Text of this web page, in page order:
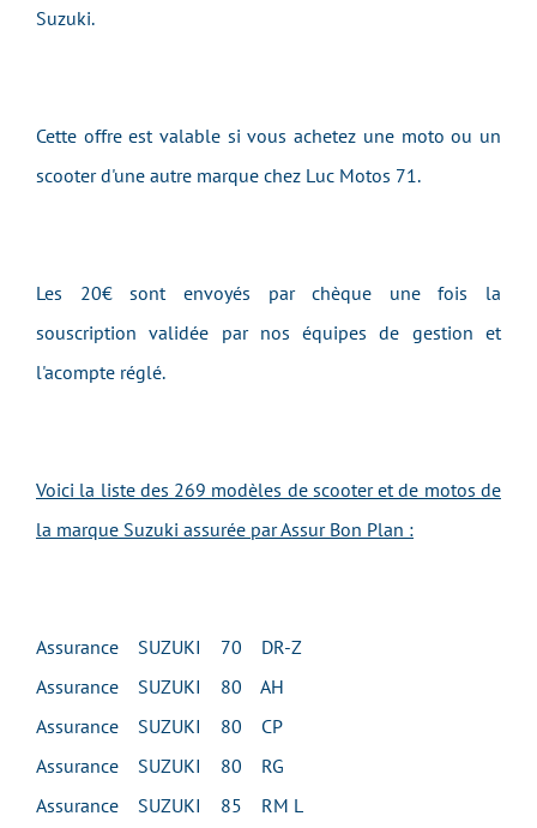
Suzuki.
Cette offre est valable si vous achetez une moto ou un
scooter d'une autre marque chez Luc Motos 71.
Les 20€ sont envoyés par chèque une fois la
souscription validée par nos équipes de gestion et
l'acompte réglé.
Voici la liste des 269 modèles de scooter et de motos de
la marque Suzuki assurée par Assur Bon Plan :
Assurance SUZUKI 70 DR-Z
Assurance SUZUKI 80 AH
Assurance SUZUKI 80 CP
Assurance SUZUKI 80 RG
Assurance SUZUKI 85 RM L